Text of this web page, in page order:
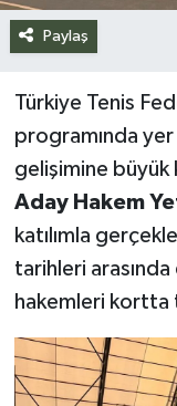
Paylaş
Türkiye Tenis
programında yer
gelişimine büyük
Aday Hakem
katılımla
tarihleri
hakemleri